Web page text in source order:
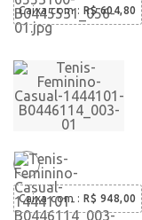
Caixa com: R$ 604,80
Caixa com : R$ 948,00